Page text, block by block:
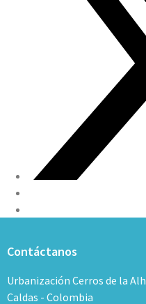
Contáctanos
Urbanización Cerros de la
Caldas - Colombia